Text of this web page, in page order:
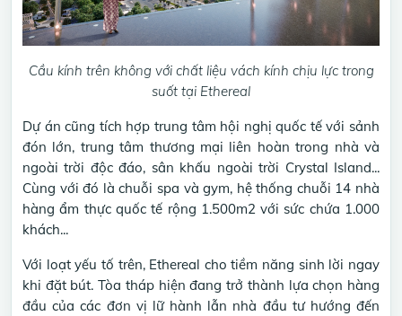
Cầu kính trên không với chất liệu vách kính chịu lực trong
suốt tại Ethereal
Dự án cũng tích hợp trung tâm hội nghị quốc tế với sảnh
đón lớn, trung tâm thương mại liên hoàn trong nhà và
ngoài trời độc đáo, sân khấu ngoài trời Crystal Island...
Cùng với đó là chuỗi spa và gym, hệ thống chuỗi 14 nhà
hàng ẩm thực quốc tế rộng 1.500m2 với sức chứa 1.000
khách...
Với loạt yếu tố trên, Ethereal cho tiềm năng sinh lời ngay
khi đặt bút. Tòa tháp hiện đang trở thành lựa chọn hàng
đầu của các đơn vị lữ hành lẫn nhà đầu tư hướng đến